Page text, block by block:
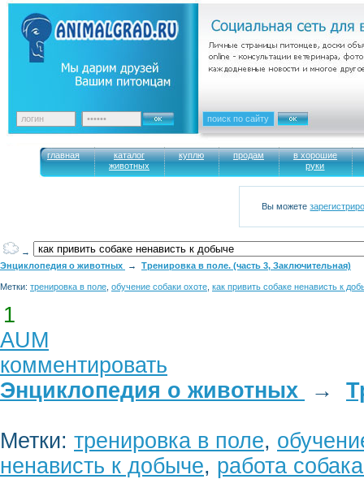
главная
каталог
животных
куплю продам
в хорошие
руки
Вы можете
→
Энциклопедия о животных
→ Тренировка в поле. (часть 3, Заключительная)
Метки: тренировка в поле обучение собаки охоте как привить собаке ненависть к
1
AUM
комментировать
Энциклопедия о животных
→
Метки: тренировка в поле,
ненависть к добыче, работа